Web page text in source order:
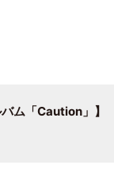
ム「Caution」】